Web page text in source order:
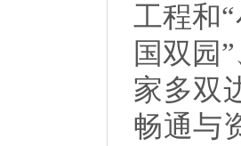
工程和
国双园
家多双
畅通与